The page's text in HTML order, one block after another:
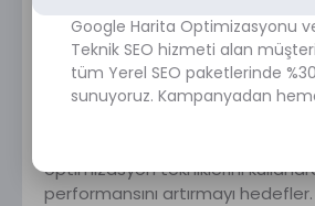
Topikal Otorite ve
Topikal otorite, belirli bir konuda
otorite oluşturarak arama
sıralamanızı artırmanıza yardımcı
Programatik SEO ise, veri odaklı
optimizasyon tekniklerini
performansını artırmayı hedefler.
Google Harita Optimizasyonu
Teknik SEO hizmeti alan
tüm Yerel SEO paketlerinde
sunuyoruz. Kampanyadan